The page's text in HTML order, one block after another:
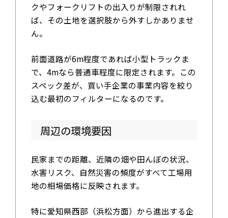
クやフォークリフトの出入りが制限されれ
ば、その土地を選択肢から外すしかありませ
ん。
前面道路が6m程度であれば小型トラックま
で、4mなら普通車程度に限定されます。この
スペック差が、買い手企業の事業内容を絞り
込む最初のフィルターになるのです。
周辺の環境要因
民家までの距離、近隣の畑や田んぼの状況、
水害リスク、自然災害の頻度がすべて工場用
地の相場価格に反映されます。
特に愛知県西部（浜松方面）から進出する企